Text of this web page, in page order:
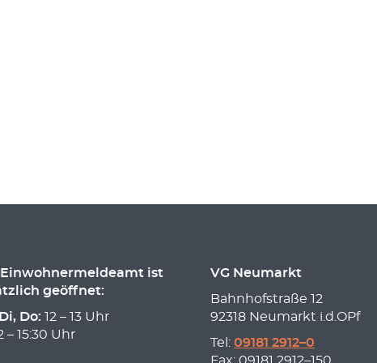
Einwohnermeldeamt ist
geöffnet:
Do: 12 – 13 Uhr
– 15:30 Uhr
VG Neumarkt
Bahnhofstraße 12
92318 Neumarkt i.d.OPf
Tel: 09181 2912–0